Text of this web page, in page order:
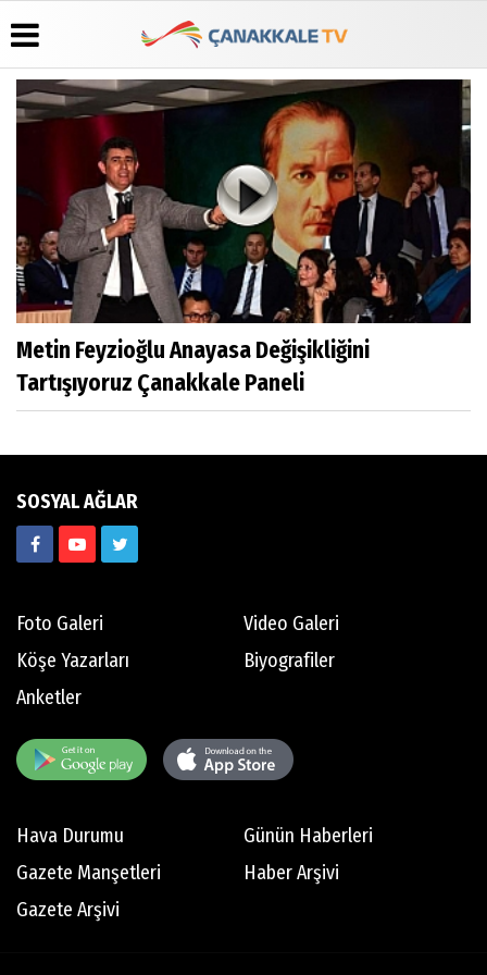
Üye Paneli
Haber
Arşivi
Gazete
Arşivi
Günün
Haberleri
Manşetleri
Anketler
Biyografiler
Köşe
Yazarları
Video
Galeri
Foto
Galeri
İletişim
Çerez
Politikası
Gizlilik
İlkeleri
Metin Feyzioğlu Anayasa Değişikliğini
Tartışıyoruz Çanakkale Paneli
SOSYAL AĞLAR
Foto Galeri
Video Galeri
Köşe Yazarları
Biyografiler
Anketler
Hava Durumu
Günün Haberleri
Gazete Manşetleri
Haber Arşivi
Gazete Arşivi